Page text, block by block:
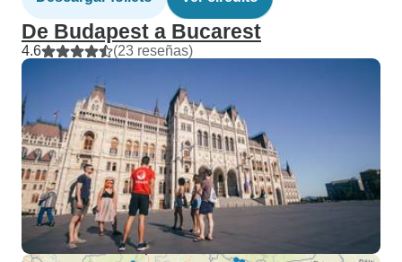
De Budapest a Bucarest
4.6 (23 reseñas)